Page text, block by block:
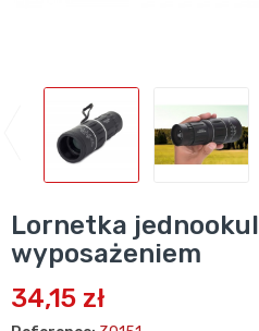
Lornetka
wyposażeniem
34,15 zł